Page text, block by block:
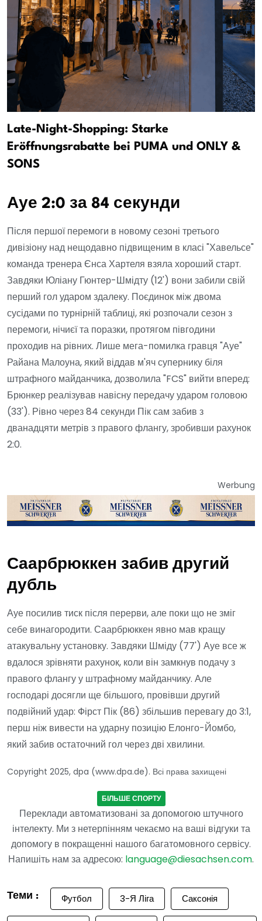
Late-Night-Shopping: Starke
Eröffnungsrabatte bei PUMA und ONLY &
SONS
Ауе 2:0 за 84 секунди
Після першої перемоги в новому сезоні третього
дивізіону над нещодавно підвищеним в класі "Хавельсе"
команда тренера Єнса Хартеля взяла хороший старт.
Завдяки Юліану Гюнтер-Шмідту (12') вони забили свій
перший гол ударом здалеку. Поєдинок між двома
сусідами по турнірній таблиці, які розпочали сезон з
перемоги, нічиєї та поразки, протягом півгодини
проходив на рівних. Лише мега-помилка гравця "Ауе"
Райана Малоуна, який віддав м'яч супернику біля
штрафного майданчика, дозволила "FCS" вийти вперед:
Брюнкер реалізував навісну передачу ударом головою
(33'). Рівно через 84 секунди Пік сам забив з
дванадцяти метрів з правого флангу, зробивши рахунок
2:0.
Werbung
Саарбрюккен забив другий
дубль
Ауе посилив тиск після перерви, але поки що не зміг
себе винагородити. Саарбрюккен явно мав кращу
атакувальну установку. Завдяки Шміду (77') Ауе все ж
вдалося зрівняти рахунок, коли він замкнув подачу з
правого флангу у штрафному майданчику. Але
господарі досягли ще більшого, провівши другий
подвійний удар: Фірст Пік (86) збільшив перевагу до 3:1,
перш ніж вивести на ударну позицію Елонго-Йомбо,
який забив остаточний гол через дві хвилини.
Copyright 2025, dpa (www.dpa.de). Всі права захищені
БІЛЬШЕ СПОРТУ
Переклади автоматизовані за допомогою штучного
інтелекту. Ми з нетерпінням чекаємо на ваші відгуки та
допомогу в покращенні нашого багатомовного сервісу.
Напишіть нам за адресою: language@diesachsen.com.
Теми : Футбол 3-Я Ліга Саксонія